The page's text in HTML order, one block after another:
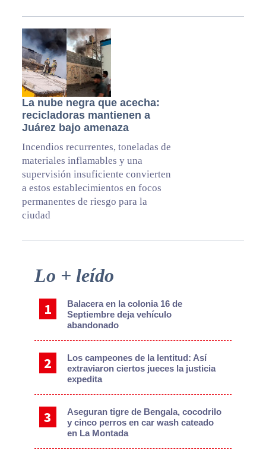
La nube negra que acecha:
recicladoras mantienen a
Juárez bajo amenaza
Incendios recurrentes, toneladas de
materiales inflamables y una
supervisión insuficiente convierten
a estos establecimientos en focos
permanentes de riesgo para la
ciudad
Primary
Lo + leído
Balacera en la colonia 16 de
Septiembre deja vehículo
abandonado
Los campeones de la lentitud: Así
extraviaron ciertos jueces la justicia
expedita
Aseguran tigre de Bengala, cocodrilo
y cinco perros en car wash cateado
en La Montada